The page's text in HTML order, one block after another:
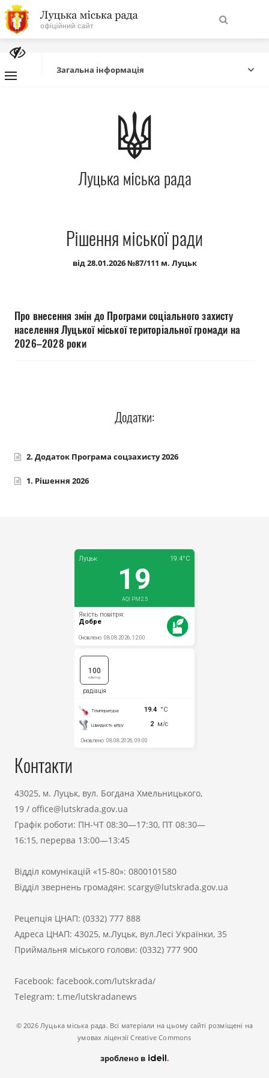
На
головну
Про місто
Міська влада
Міська рада
Публічна інформація
Документи
Загальна інформація
Луцька міська рада
Рішення міської ради
від 28.01.2026 №87/111 м. Луцьк
Про внесення змін до Програми соціального захисту
населення Луцької міської територіальної громади на
2026–2028 роки
Додатки:
2. Додаток Програма соцзахисту 2026
1. Рішення 2026
Контакти
43025, м. Луцьк, вул. Богдана Хмельницького,
19 / office@lutskrada.gov.ua
Графік роботи: ПН-ЧТ 08:30—17:30, ПТ 08:30—
16:15, перерва 13:00—13:45
Відділ комунікацій «15-80»: 0800101580
Відділ звернень громадян: scargy@lutskrada.gov.ua
Рецепція ЦНАП: (0332) 777 888
Адреса ЦНАП: 43025, м.Луцьк, вул.Лесі Українки, 35
Приймальня міського голови: (0332) 777 900
Facebook: facebook.com/lutskrada/
Telegram: t.me/lutskradanews
© 2026 Луцька міська рада. Всі матеріали на цьому сайті розміщені на
умовах ліцензії Creative Commons
зроблено в